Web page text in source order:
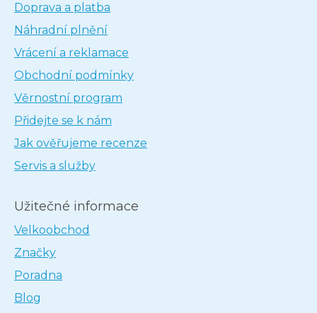
Doprava a platba
Náhradní plnění
Vrácení a reklamace
Obchodní podmínky
Věrnostní program
Přidejte se k nám
Jak ověřujeme recenze
Servis a služby
Užitečné informace
Velkoobchod
Značky
Poradna
Blog